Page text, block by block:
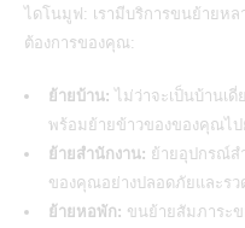
ไดโนมูฟ: เรามีบริการขนย้ายห
ต้องการของคุณ:
ย้ายบ้าน: ไม่ว่าจะเป็นบ้านเ
พร้อมย้ายข้าวของของคุณไป
ย้ายสำนักงาน: ย้ายอุปกรณ์ส
ของคุณอย่างปลอดภัยและรว
ย้ายหอพัก: ขนย้ายสัมภาระ